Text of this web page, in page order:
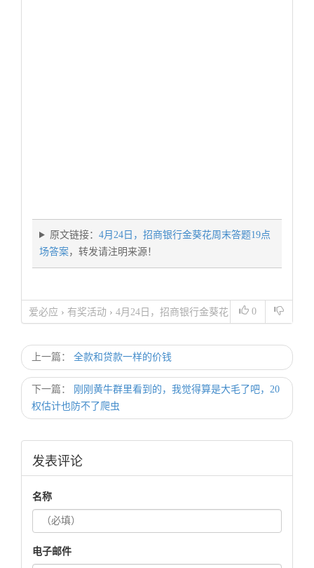
原文链接： 4月24日，招商银行金葵花周末答题19点
场答案，转发请注明来源！
0
爱必应 › 有奖活动 › 4月24日，招商银行金葵花
上一篇： 全款和贷款一样的价钱
下一篇：
刚刚黄牛群里看到的，我觉得算是大毛了吧，20
权估计也防不了爬虫
发表评论
名称
电子邮件